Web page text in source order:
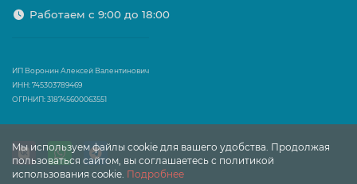
Мы используем файлы cookie для вашего удобства. Продолжая
пользоваться сайтом, вы соглашаетесь с политикой
использования cookie. Подробнее
Работаем с 9:00 до 18:00
ИП Воронин Алексей Валентинович
ИНН: 745303789469
ОГРНИП: 318745600063551